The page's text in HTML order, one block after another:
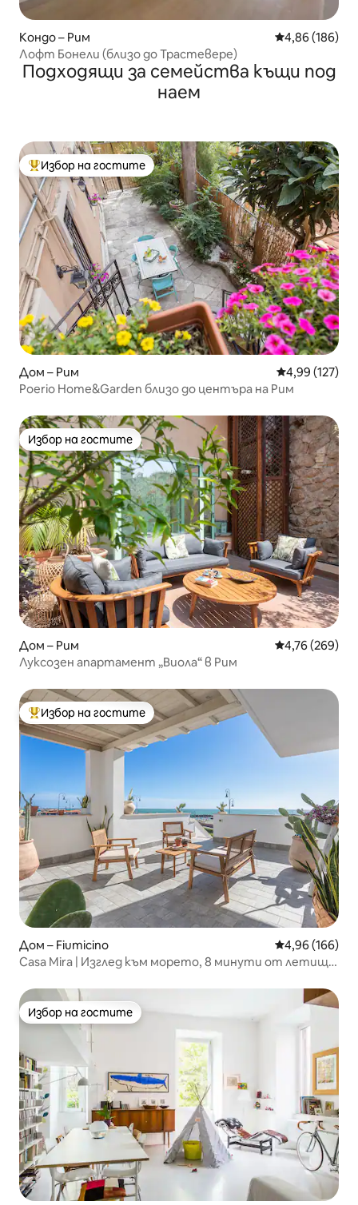
Кондо – Рим Средна
4,86 (186)
Лофт Бонели (близо до Трастевере)
Подходящи за семейства къщи под
наем
Най-популярен избор на гостите
Избор на гостите
Дом – Рим Средна
4,99 (127)
Poerio Home&Garden близо до центъра на Рим
Избор на гостите
Избор на гостите
Дом – Рим Средна
4,76 (269)
Луксозен апартамент „Виола“ в Рим
Най-популярен избор на гостите
Избор на гостите
Дом – Fiumicino Средна
4,96 (166)
Casa Mira | Изглед към морето, 8 минути от летище
Избор на гостите
Избор на гостите